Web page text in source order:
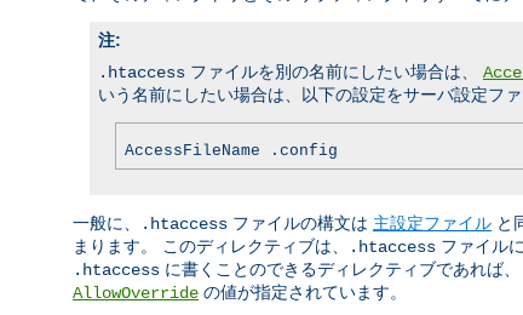
注:
.htaccess ファイルを別の名前にしたい場合は、
いう名前にしたい場合は、以下の設定をサーバ設定フ
AccessFileName .config
一般に、 .htaccess ファイルの構文は 主設定ファイル と
まります。 このディレクティブは、
.htaccess ファイル
.htaccess に書くことのできるディレクティブであれば
AllowOverride の値が指定されています。